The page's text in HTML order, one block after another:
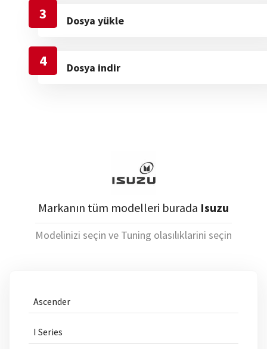
3 Dosya yükle
4 Dosya indir
Markanın tüm modelleri burada Isuzu
Modelinizi seçin ve Tuning olasılıklarini seçin
Ascender
I Series